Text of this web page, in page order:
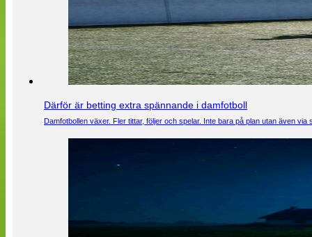
Därför är betting extra spännande i damfotboll
Damfotbollen växer. Fler tittar, följer och spelar. Inte bara på plan utan även